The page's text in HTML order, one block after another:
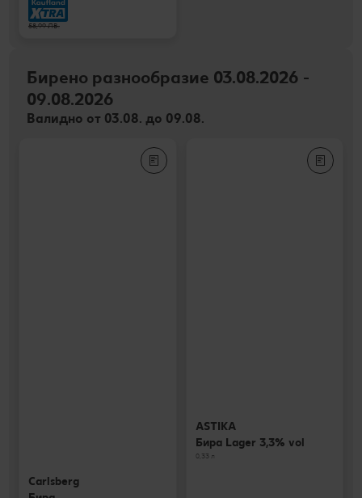
58,99 ЛВ.
Бирено разнообразие 03.08.2026 -
09.08.2026
Валидно от 03.08. до 09.08.
Carlsberg
ASTIKA
Бира Lager 3,3% vol
0,33 л